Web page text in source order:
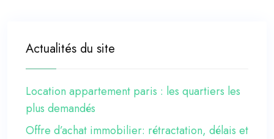
Actualités du site
Location appartement paris : les quartiers les
plus demandés
Offre d’achat immobilier: rétractation, délais et